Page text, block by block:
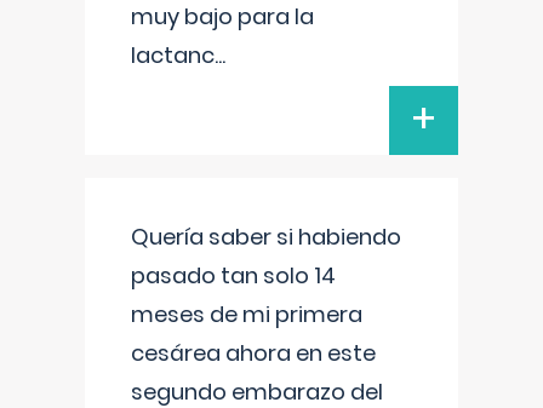
muy bajo para la
lactanc...
+
Quería saber si habiendo
pasado tan solo 14
meses de mi primera
cesárea ahora en este
segundo embarazo del